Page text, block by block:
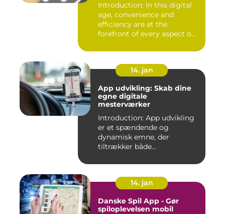
Introduction: In this digital
age, convenience and
efficiency are at the
forefront of every aspect o...
14. jan
App udvikling: Skab dine
egne digitale
mesterværker
Introduction: App udvikling
er et spændende og
dynamisk emne, der
tiltrækker både
14. jan
Danske Spil App - Gør
spiloplevelsen mobil